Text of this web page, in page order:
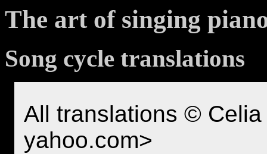
The art of singing
Song cycle translations
All translations ©
yahoo.com>